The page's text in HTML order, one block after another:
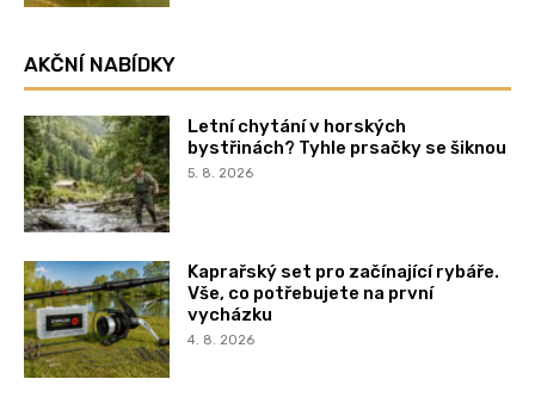
AKČNÍ NABÍDKY
Letní chytání v horských
bystřinách? Tyhle prsačky se šiknou
5. 8. 2026
Kaprařský set pro začínající rybáře.
Vše, co potřebujete na první
vycházku
4. 8. 2026